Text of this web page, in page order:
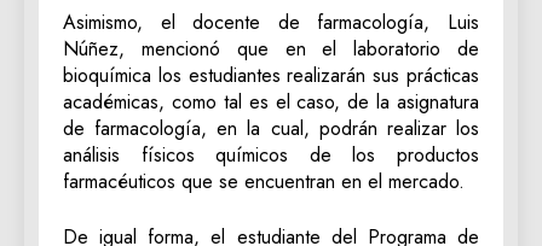
Asimismo, el docente de farmacología, Luis
Núñez, mencionó que en el laboratorio de
bioquímica los estudiantes realizarán sus prácticas
académicas, como tal es el caso, de la asignatura
de farmacología, en la cual, podrán realizar los
análisis físicos químicos de los productos
farmacéuticos que se encuentran en el mercado.
De igual forma, el estudiante del Programa de